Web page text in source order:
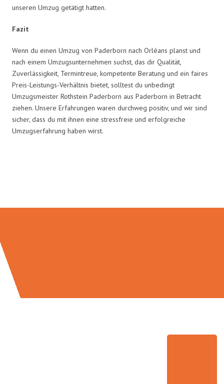
unseren Umzug getätigt hatten.
Fazit
Wenn du einen Umzug von Paderborn nach Orléans planst und
nach einem Umzugsunternehmen suchst, das dir Qualität,
Zuverlässigkeit, Termintreue, kompetente Beratung und ein faires
Preis-Leistungs-Verhältnis bietet, solltest du unbedingt
Umzugsmeister Rothstein Paderborn aus Paderborn in Betracht
ziehen. Unsere Erfahrungen waren durchweg positiv, und wir sind
sicher, dass du mit ihnen eine stressfreie und erfolgreiche
Umzugserfahrung haben wirst.